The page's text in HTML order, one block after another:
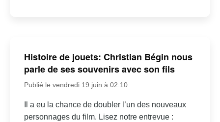
Histoire de jouets: Christian Bégin nous
parle de ses souvenirs avec son fils
Publié le vendredi 19 juin à 02:10
Il a eu la chance de doubler l’un des nouveaux
personnages du film. Lisez notre entrevue :